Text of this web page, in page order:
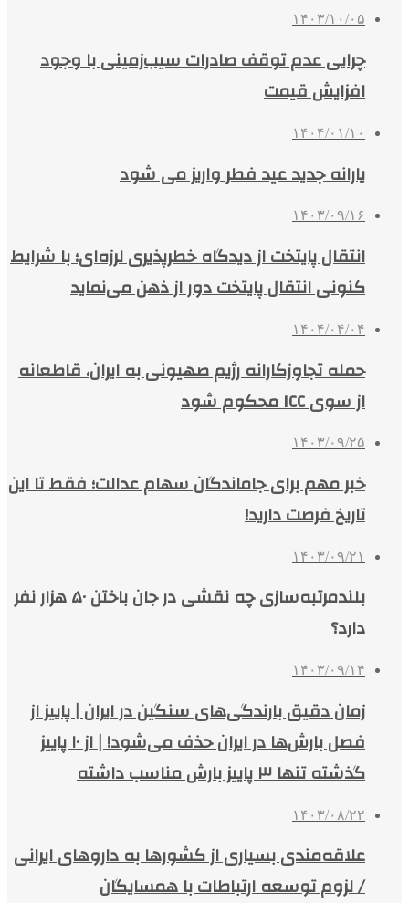
۱۴۰۳/۱۰/۰۵
چرایی عدم توقف صادرات سیب‌زمینی با وجود
افزایش قیمت
۱۴۰۴/۰۱/۱۰
یارانه جدید عید فطر واریز می شود
۱۴۰۳/۰۹/۱۶
انتقال پایتخت از دیدگاه خطرپذیری لرزه‌ای؛ با شرایط
کنونی انتقال پایتخت دور از ذهن می‌نماید
۱۴۰۴/۰۴/۰۴
حمله تجاوزکارانه رژیم صهیونی به ایران، قاطعانه
از سوی ICC محکوم شود
۱۴۰۳/۰۹/۲۵
خبر مهم برای جاماندگان سهام عدالت؛ فقط تا این
تاریخ فرصت دارید!
۱۴۰۳/۰۹/۲۱
بلندمرتبه‌سازی چه نقشی در جان‌ باختن ۵۰ هزار نفر
دارد؟
۱۴۰۳/۰۹/۱۴
زمان دقیق بارندگی‌های سنگین در ایران | پاییز از
فصل بارش‌ها در ایران حذف می‌شود! | از ۱۰ پاییز
گذشته تنها ۳ پاییز بارش مناسب داشته
۱۴۰۳/۰۸/۲۲
علاقه‌مندی بسیاری از کشورها به داروهای ایرانی
/ لزوم توسعه ارتباطات با همسایگان